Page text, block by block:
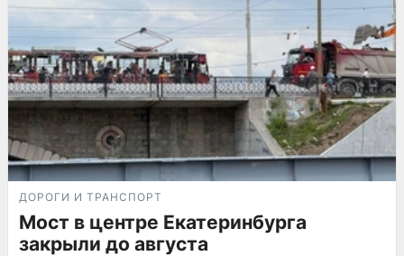
ДОРОГИ И ТРАНСПОРТ
Мост в центре Екатеринбурга
закрыли до августа